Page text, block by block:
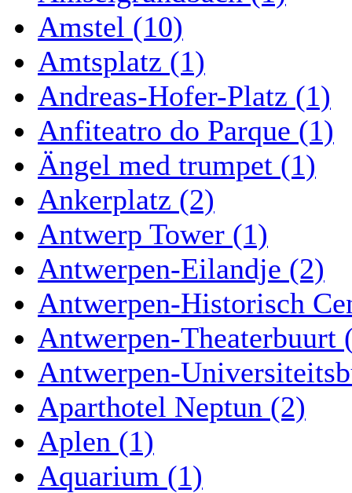
Amstel (10)
Amtsplatz (1)
Andreas-Hofer-Platz (1)
Anfiteatro do Parque (1)
Ängel med trumpet (1)
Ankerplatz (2)
Antwerp Tower (1)
Antwerpen-Eilandje (2)
Antwerpen-Historisch
Antwerpen-Theaterbuurt
Antwerpen-
Aparthotel Neptun (2)
Aplen (1)
Aquarium (1)